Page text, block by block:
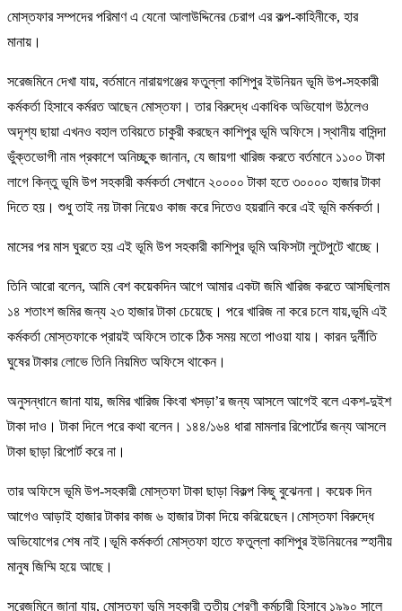
মোস্তফার সম্পদের পরিমাণ এ যেনো আলাউদ্দিনের চেরাগ এর কল্প-কাহিনীকে, হার
মানায়।
সরেজমিনে দেখা যায়, বর্তমানে নারায়গঞ্জের ফতুল্লা কাশিপুর ইউনিয়ন ভূমি উপ-সহকারী
কর্মকর্তা হিসাবে কর্মরত আছেন মোস্তফা। তার বিরুদ্ধে একাধিক অভিযোগ উঠলেও
অদৃশ্য ছায়া এখনও বহাল তবিয়তে চাকুরী করছেন কাশিপুর ভূমি অফিসে।স্থানীয় বাসিন্দা
ভুঁক্তভোগী নাম প্রকাশে অনিচ্ছুক জানান, যে জায়গা খারিজ করতে বর্তমানে ১১০০ টাকা
লাগে কিন্তু ভূমি উপ সহকারী কর্মকর্তা সেখানে ২০০০০ টাকা হতে ৩০০০০ হাজার টাকা
দিতে হয়। শুধু তাই নয় টাকা নিয়েও কাজ করে দিতেও হয়রানি করে এই ভূমি কর্মকর্তা।
মাসের পর মাস ঘুরতে হয় এই ভূমি উপ সহকারী কাশিপুর ভূমি অফিসটা লুটেপুটে খাচ্ছে।
তিনি আরো বলেন, আমি বেশ কয়েকদিন আগে আমার একটা জমি খারিজ করতে আসছিলাম
১৪ শতাংশ জমির জন্য ২৩ হাজার টাকা চেয়েছে। পরে খারিজ না করে চলে যায়,ভূমি এই
কর্মকর্তা মোস্তফাকে প্রায়ই অফিসে তাকে ঠিক সময় মতো পাওয়া যায়। কারন দুর্নীতি
ঘুষের টাকার লোভে তিনি নিয়মিত অফিসে থাকেন।
অনুসন্ধানে জানা যায়, জমির খারিজ কিংবা খসড়া’র জন্য আসলে আগেই বলে একশ-দুইশ
টাকা দাও। টাকা দিলে পরে কথা বলেন। ১৪৪/১৬৪ ধারা মামলার রিপোর্টের জন্য আসলে
টাকা ছাড়া রিপোর্ট করে না।
তার অফিসে ভূমি উপ-সহকারী মোস্তফা টাকা ছাড়া বিকল্প কিছু বুঝেননা। কয়েক দিন
আগেও আড়াই হাজার টাকার কাজ ৬ হাজার টাকা দিয়ে করিয়েছেন।মোস্তফা বিরুদ্ধে
অভিযোগের শেষ নাই।ভূমি কর্মকর্তা মোস্তফা হাতে ফতুল্লা কাশিপুর ইউনিয়নের স্হানীয়
মানুষ জিম্মি হয়ে আছে।
সরেজমিনে জানা যায়, মোস্তফা ভূমি সহকারী তৃতীয় শ্রেণী কর্মচারী হিসাবে ১৯৯০ সালে